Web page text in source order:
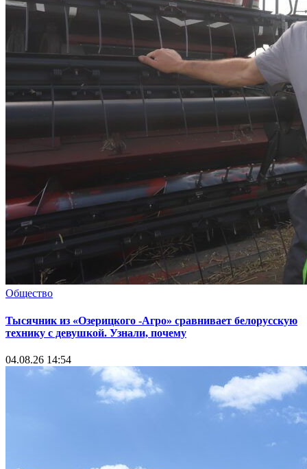
Общество
Тысячник из «Озерицкого -Агро» сравнивает белорусскую
технику с девушкой. Узнали, почему
04.08.26 14:54